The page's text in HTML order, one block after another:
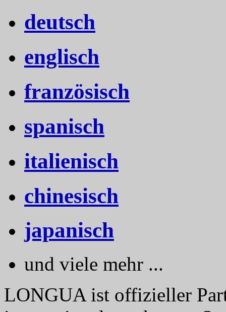
deutsch
englisch
französisch
spanisch
italienisch
chinesisch
japanisch
und viele mehr ...
LONGUA ist offizieller